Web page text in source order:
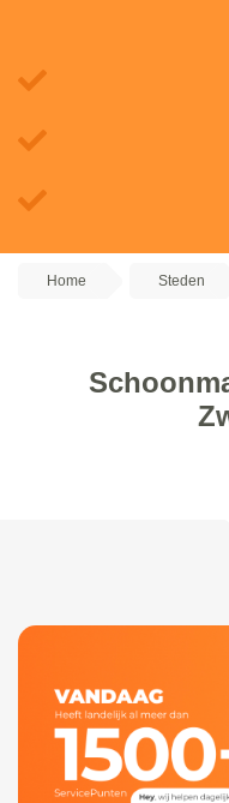
Home Steden